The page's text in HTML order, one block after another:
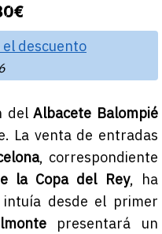
el descuento
delAlbacete Balompié
La venta de entradas
, correspondiente
la Copa del Rey, ha
desde el primer
presentará un